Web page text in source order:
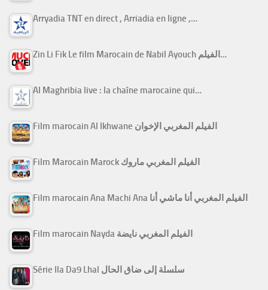
Arryadia TNT en direct , Arriadia en ligne ,…
Zin Li Fik Le film Marocain de Nabil Ayouch الفيلم…
Al Maghribia live : la chaîne marocaine qui…
Film marocain Al Ikhwane الفيلم المغربي الإخوان
Film Marocain Marock الفيلم المغربي ماروك
Film marocain Ana Machi Ana الفيلم المغربي أنا ماشي أنا
Film marocain Nayda الفيلم المغربي نايضة
Série Ila Da9 Lhal سلسلة إلى ضاق الحال